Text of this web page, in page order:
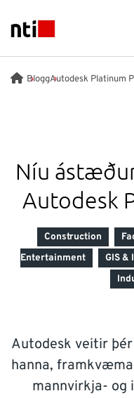
NTI logo
FAGSVIÐ
VÖRUR
ACADEMY
Verum í góðu
BloggAutodesk Platinum
Níu
Autodesk
Construction
Entertainment
GIS
Autodesk veitir
hanna,
mannvirkja- og